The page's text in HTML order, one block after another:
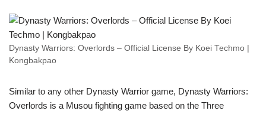
Dynasty Warriors: Overlords – Official License By Koei Techmo |
Kongbakpao
Similar to any other Dynasty Warrior game, Dynasty Warriors:
Overlords is a Musou fighting game based on the Three